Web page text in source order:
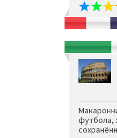
футбола,